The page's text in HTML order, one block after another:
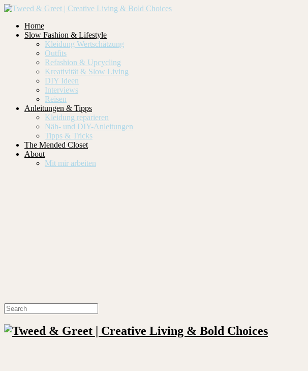
Home
Slow Fashion & Lifestyle
Kleidung Wertschätzung
Outfits
Refashion & Upcycling
Kreativität & Slow Living
DIY Ideen
Interviews
Reisen
Anleitungen & Tipps
Kleidung reparieren
Näh- und DIY-Anleitungen
Tipps & Tricks
The Mended Closet
About
Mit mir arbeiten